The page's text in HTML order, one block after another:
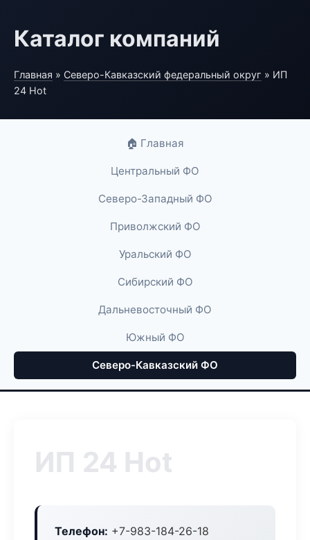
Каталог компаний
Главная » Северо-Кавказский федеральный округ » ИП
24 Hot
🏠 Главная
Центральный ФО
Северо-Западный ФО
Приволжский ФО
Уральский ФО
Сибирский ФО
Дальневосточный ФО
Южный ФО
Северо-Кавказский ФО
ИП 24 Hot
Телефон: +7-983-184-26-18